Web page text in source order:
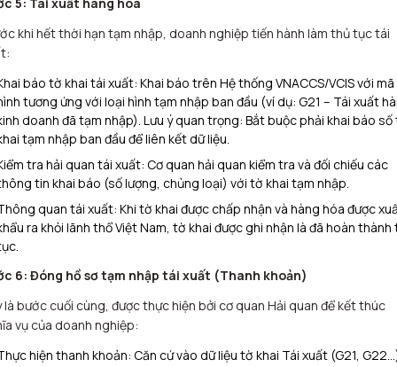
khi hết thời hạn tạm nhập, doanh nghiệp tiến hành làm thủ tục tái
báo tờ khai tái xuất: Khai báo trên Hệ thống VNACCS/VCIS với
tương ứng với loại hình tạm nhập ban đầu (ví dụ: G21 – Tái xuất
doanh đã tạm nhập). Lưu ý quan trọng: Bắt buộc phải khai báo số
tạm nhập ban đầu để liên kết dữ liệu.
tra hải quan tái xuất: Cơ quan hải quan kiểm tra và đối chiếu các
tin khai báo (số lượng, chủng loại) với tờ khai tạm nhập.
quan tái xuất: Khi tờ khai được chấp nhận và hàng hóa được
ra khỏi lãnh thổ Việt Nam, tờ khai được ghi nhận là đã hoàn thành
6: Đóng hồ sơ tạm nhập tái xuất (Thanh khoản)
là bước cuối cùng, được thực hiện bởi cơ quan Hải quan để kết thúc
vụ của doanh nghiệp:
hiện thanh khoản: Căn cứ vào dữ liệu tờ khai Tái xuất (G21,